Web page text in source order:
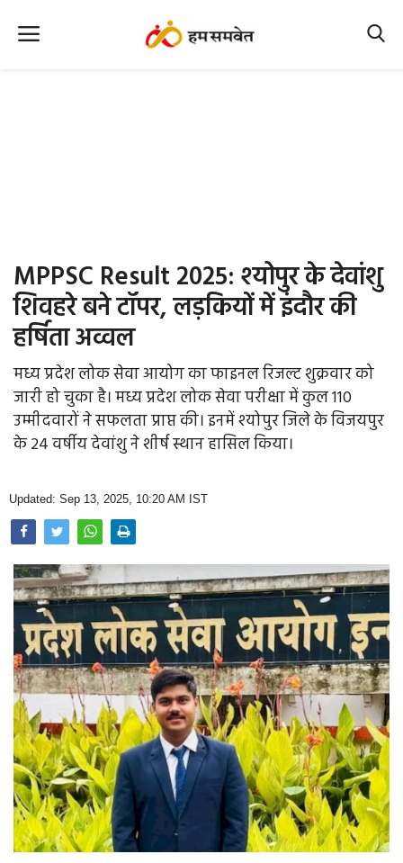
Office Office
Political Gossips
Farm & Food
Opinion
Health & Lifestyle
Photo Gallery
Home
MPPSC Result 2025: श्योपुर के देवांशु
शिवहरे बने टॉपर, लड़कियों में इंदौर की
हर्षिता अव्वल
मध्य प्रदेश लोक सेवा आयोग का फाइनल रिजल्ट शुक्रवार को
जारी हो चुका है। मध्य प्रदेश लोक सेवा परीक्षा में कुल 110
उम्मीदवारों ने सफलता प्राप्त की। इनमें श्योपुर जिले के विजयपुर
के 24 वर्षीय देवांशु ने शीर्ष स्थान हासिल किया।
Updated: Sep 13, 2025, 10:20 AM IST